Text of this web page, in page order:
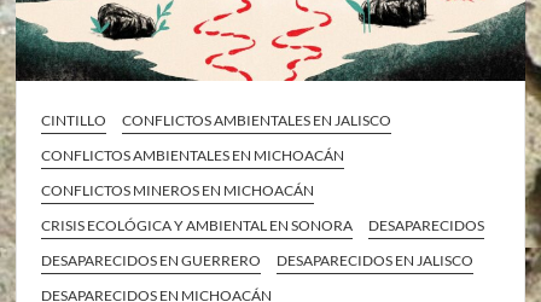
CINTILLO
CONFLICTOS AMBIENTALES EN JALISCO
CONFLICTOS AMBIENTALES EN MICHOACÁN
CONFLICTOS MINEROS EN MICHOACÁN
CRISIS ECOLÓGICA Y AMBIENTAL EN SONORA
DESAPARECIDOS
DESAPARECIDOS EN GUERRERO
DESAPARECIDOS EN JALISCO
DESAPARECIDOS EN MICHOACÁN